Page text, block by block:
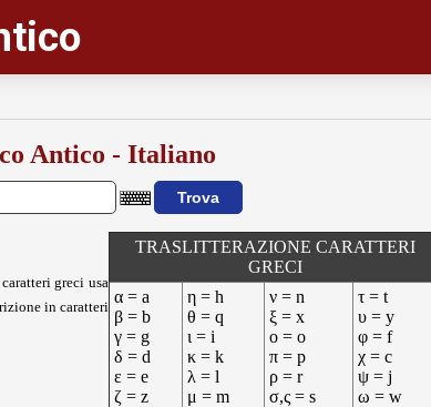
Antico - Italiano
greci usa
in caratteri
TRASLITTERAZIONE CARATTERI
GRECI
α = a
β = b
γ = g
δ = d
ε = e
ζ = z
η = h
θ = q
ι = i
κ = k
λ = l
μ = m
ν = n
ξ = x
ο = o
π = p
ρ = r
σ,ς = s
τ = t
υ = y
φ = f
χ = c
ψ = j
ω = w